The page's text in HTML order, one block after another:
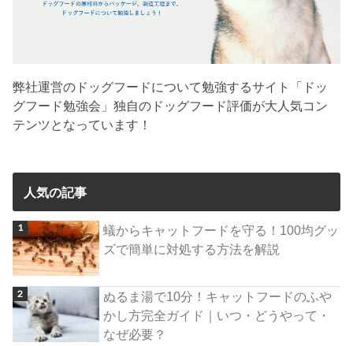
弊社運営のドッグフードについて勉強するサイト「ドッ
グフード勉強会」独自のドッグフード評価が大人気コン
テンツとなっています！
人気の記事
蟻からキャットフードを守る！100均グッ
ズで簡単に対処する方法を解説
ぬるま湯で10分！キャットフードのふや
かし方完全ガイド｜いつ・どうやって・
なぜ必要？